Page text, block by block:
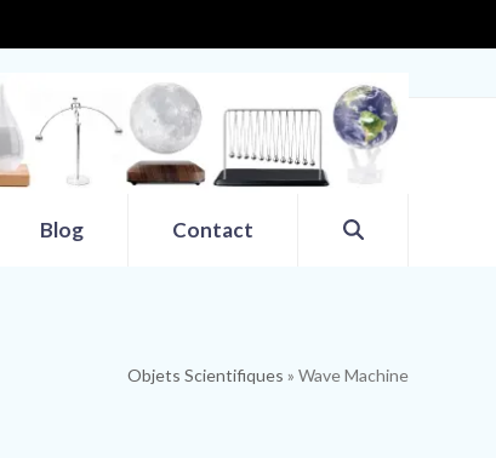
Blog Contact
Objets Scientifiques » Wave Machine